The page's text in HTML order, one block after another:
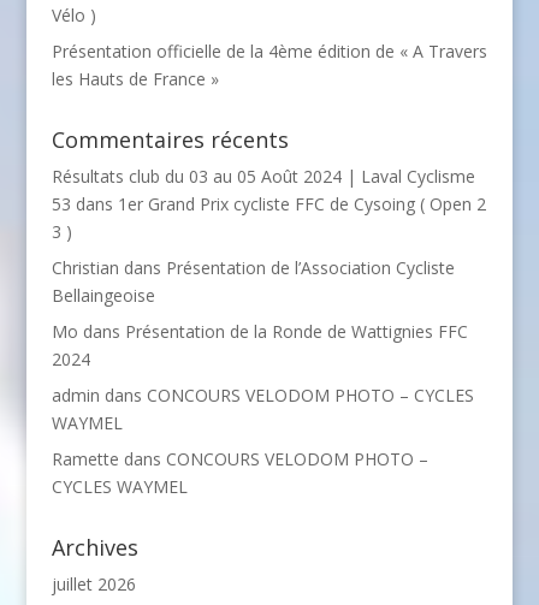
Vélo )
Présentation officielle de la 4ème édition de « A Travers
les Hauts de France »
Commentaires récents
Résultats club du 03 au 05 Août 2024 | Laval Cyclisme
53 dans 1er Grand Prix cycliste FFC de Cysoing ( Open 2
3 )
Christian dans Présentation de l’Association Cycliste
Bellaingeoise
Mo dans Présentation de la Ronde de Wattignies FFC
2024
admin dans CONCOURS VELODOM PHOTO – CYCLES
WAYMEL
Ramette dans CONCOURS VELODOM PHOTO –
CYCLES WAYMEL
Archives
juillet 2026